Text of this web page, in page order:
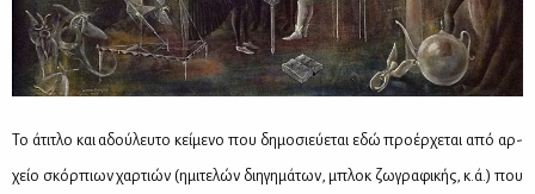
Το άτι­τλο και αδού­λευ­το κεί­με­νο που δη­μο­σιεύ­ε­ται εδώ προ­έρ­χε­ται από αρ­
χείο σκόρ­πιων χαρ­τιών (ημι­τε­λών δι­η­γη­μά­των, μπλοκ ζω­γρα­φι­κής, κ.ά.) που